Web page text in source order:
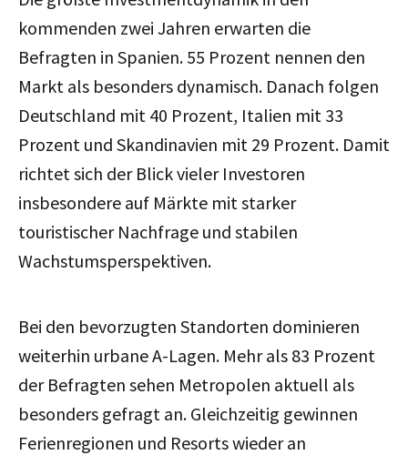
kommenden zwei Jahren erwarten die
Befragten in Spanien. 55 Prozent nennen den
Markt als besonders dynamisch. Danach folgen
Deutschland mit 40 Prozent, Italien mit 33
Prozent und Skandinavien mit 29 Prozent. Damit
richtet sich der Blick vieler Investoren
insbesondere auf Märkte mit starker
touristischer Nachfrage und stabilen
Wachstumsperspektiven.
Bei den bevorzugten Standorten dominieren
weiterhin urbane A-Lagen. Mehr als 83 Prozent
der Befragten sehen Metropolen aktuell als
besonders gefragt an. Gleichzeitig gewinnen
Ferienregionen und Resorts wieder an